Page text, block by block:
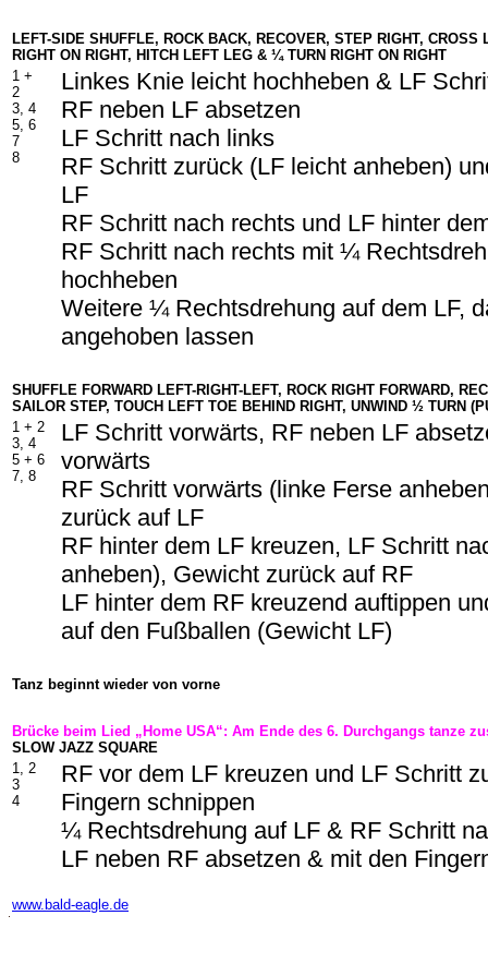
LEFT-SIDE SHUFFLE, ROCK BACK, RECOVER, STEP RIGHT,
RIGHT ON RIGHT, HITCH LEFT LEG & ¼ TURN RIGHT ON RIGHT
1 +
2
3, 4
5, 6
7
8
Linkes Knie leicht hochheben & LF
RF neben LF absetzen
LF Schritt nach links
RF Schritt zurück (LF leicht anheben)
LF
RF Schritt nach rechts und LF hinter
RF Schritt nach rechts mit ¼
hochheben
Weitere ¼ Rechtsdrehung auf dem LF,
angehoben lassen
SHUFFLE FORWARD LEFT-RIGHT-LEFT, ROCK RIGHT FORWARD,
SAILOR STEP, TOUCH LEFT TOE BEHIND RIGHT, UNWIND ½ TURN
1 + 2
3, 4
5 + 6
7, 8
LF Schritt vorwärts, RF neben LF
vorwärts
RF Schritt vorwärts (linke Ferse
zurück auf LF
RF hinter dem LF kreuzen, LF Schritt
anheben), Gewicht zurück auf RF
LF hinter dem RF kreuzend auftippen
auf den Fußballen (Gewicht LF)
Tanz beginnt wieder von vorne
Brücke beim Lied „Home USA“: Am Ende des 6. Durchgangs tanze
SLOW JAZZ SQUARE
1, 2
3
4
RF vor dem LF kreuzen und LF Schritt
Fingern schnippen
¼ Rechtsdrehung auf LF & RF Schritt
LF neben RF absetzen & mit den
www.bald-eagle.de